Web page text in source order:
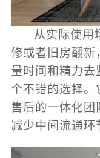
从实际使用
修或者旧房翻新
量时间和精力去
个不错的选择。
售后的一体化团
减少中间流通环